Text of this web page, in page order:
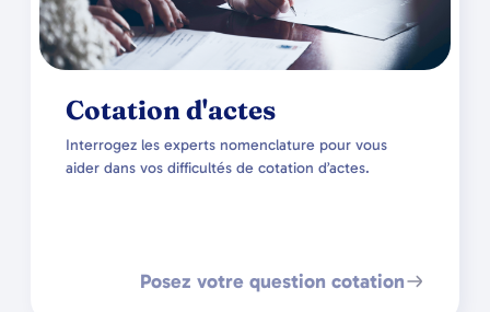
Cotation d'actes
Interrogez les experts nomenclature pour vous
aider dans vos difficultés de cotation d’actes.
Posez votre question cotation